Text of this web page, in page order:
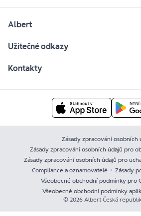
Albert
Užitečné odkazy
Kontakty
Zásady zpracování osobních
Zásady zpracování osobních údajů pro
Zásady zpracování osobních údajů pro
Compliance a oznamovatelé
Zásady
Všeobecné obchodní podmínky pro
Všeobecné obchodní podmínky
© 2026 Albert Česká